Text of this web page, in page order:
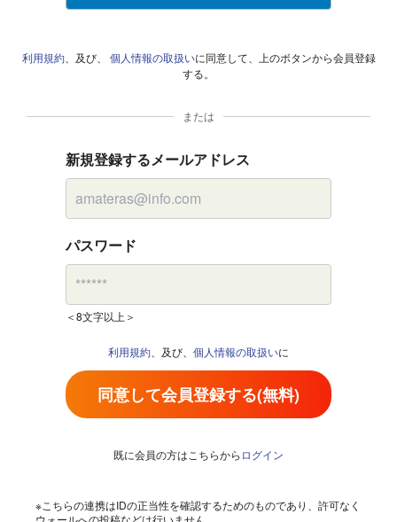
利用規約、及び、 個人情報の取扱いに同意して、上のボタンから会員登録
する。
または
新規登録するメールアドレス
パスワード
＜8文字以上＞
利用規約 、及び、 個人情報の取扱いに
同意して会員登録する(無料)
既に会員の方はこちらから ログイン
※こちらの連携はIDの正当性を確認するためのものであり、許可なく
ウォールへの投稿などは行いません。